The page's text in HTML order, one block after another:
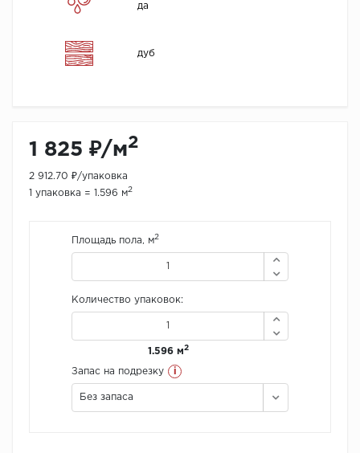
да
дуб
1 825 ₽/м2
2 912.70 ₽/упаковка
1 упаковка = 1.596 м2
Площадь пола, м2
Количество упаковок:
1.596 м2
Запас на подрезку i
Без запаса